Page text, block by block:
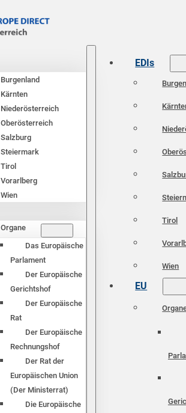
Burgenland
Kärnten
Niederösterreich
Oberösterreich
Salzburg
Steiermark
Tirol
Vorarlberg
Wien
Organe
Das Europäische
Parlament
Der Europäische
Gerichtshof
Der Europäische
Rat
Der Europäische
Rechnungshof
Der Rat der
Europäischen Union
(Der Ministerrat)
Die Europäische
EDIs
Tirol
Wien
EU